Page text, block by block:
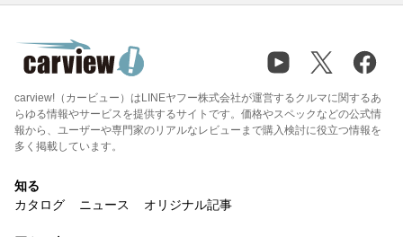
carview!（カービュー）はLINEヤフー株式会社が運営するクルマに関するあ
らゆる情報やサービスを提供するサイトです。価格やスペックなどの公式情
報から、ユーザーや専門家のリアルなレビューまで購入検討に役立つ情報を
多く掲載しています。
知る
カタログ
ニュース オリジナル記事